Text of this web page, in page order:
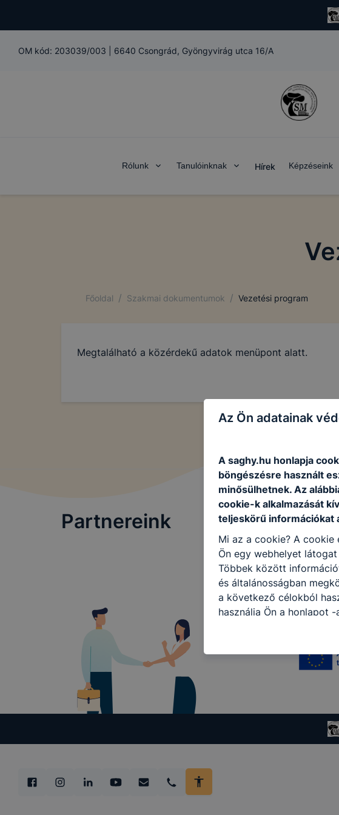
OM kód: 203039/003 6640 Csongrád, Gyöngyvirág utca 16/A
Rólunk Tanulóinknak Hírek Képzéseink
Főoldal / Szakmai dokumentumok / Vezetési program
Megtalálható a közérdekű adatok menüpont alatt.
Partnereink
Az Ön adatainak
A saghy.hu honlapja
böngészésre használt
minősülhetnek. Az
cookie-k alkalmazását
teljeskörű információkat
Mi az a cookie? A
Ön egy webhelyet
Többek között
és általánosságban
a következő célokból
használja Ön a honlapot
látogatja, vagy
még jobb felhasználói
fejlesztése. Hogyan
Minden modern
célja honlapunk
lehetővé tétele, a
előfordulhat, hogy